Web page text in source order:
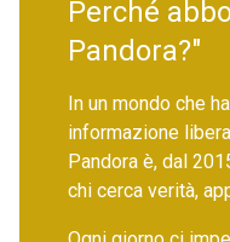
Perché
Pandora?"
In un mondo che
informazione
Pandora è, dal
chi cerca verità,